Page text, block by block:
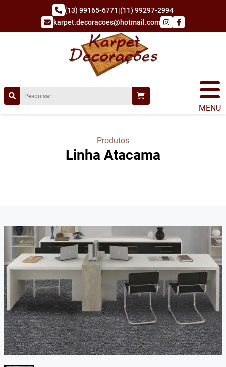
(13) 99165-6771|(11) 99297-2994
karpet.decoracoes@hotmail.com
MENU
Produtos
Linha Atacama